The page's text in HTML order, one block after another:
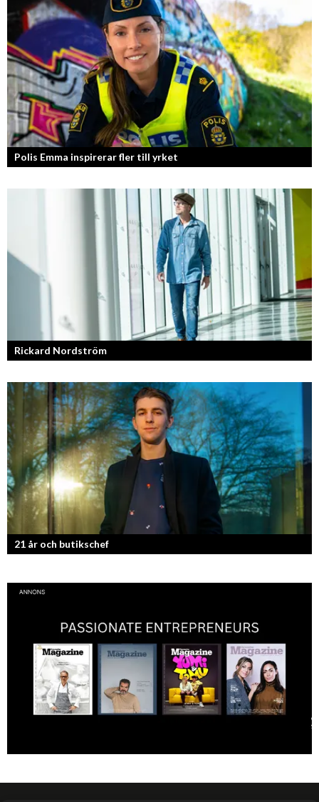
Polis Emma inspirerar fler till yrket
Rickard Nordström
Läraren som omfamnar sociala medier.
21 år och butikschef
Denis Manasiev Vukotic driver Teknikmagasinet mot nya framgångar!